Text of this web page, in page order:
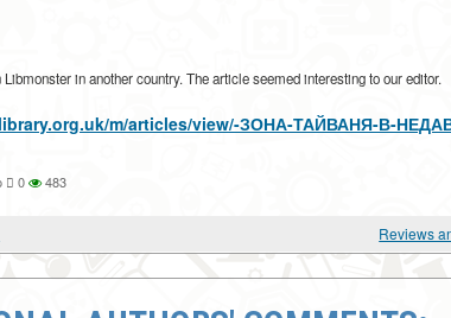
in another country. The article seemed interesting to our editor.
m/articles/view/-ЗОНА-ТАЙВАНЯ-В-
0 483